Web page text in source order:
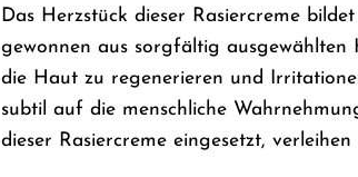
Das Herzstück dieser Rasiercreme
gewonnen aus sorgfältig
die Haut zu regenerieren und
subtil auf die menschliche
dieser Rasiercreme eingesetzt,